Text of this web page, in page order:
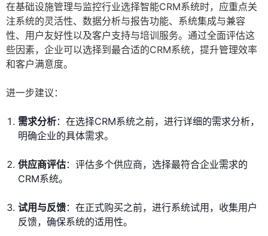
在基础设施管理与监控行业选择智能CRM系统时，应重点关
注系统的灵活性、数据分析与报告功能、系统集成与兼容
性、用户友好性以及客户支持与培训服务。通过全面评估这
些因素，企业可以选择到最合适的CRM系统，提升管理效率
和客户满意度。
进一步建议：
需求分析：在选择CRM系统之前，进行详细的需求分析，
明确企业的具体需求。
供应商评估：评估多个供应商，选择最符合企业需求的
CRM系统。
试用与反馈：在正式购买之前，进行系统试用，收集用户
反馈，确保系统的适用性。